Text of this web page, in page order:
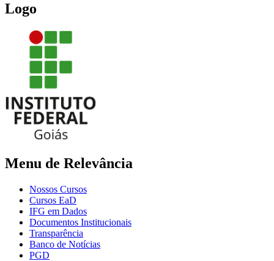
Logo
Menu de Relevância
Nossos Cursos
Cursos EaD
IFG em Dados
Documentos Institucionais
Transparência
Banco de Notícias
PGD